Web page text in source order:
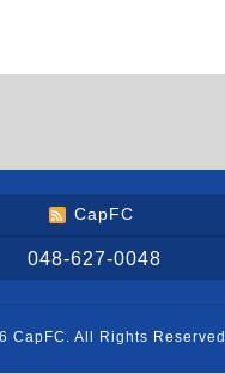
CapFC
048-627-0048
CapFC . All Rights